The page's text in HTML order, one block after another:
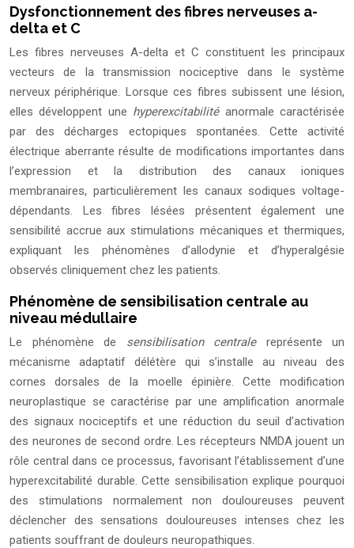
Dysfonctionnement des fibres nerveuses a-
delta et C
Les fibres nerveuses A-delta et C constituent les principaux
vecteurs de la transmission nociceptive dans le système
nerveux périphérique. Lorsque ces fibres subissent une lésion,
elles développent une hyperexcitabilitéanormale caractérisée
par des décharges ectopiques spontanées. Cette activité
électrique aberrante résulte de modifications importantes dans
l’expression et la distribution des canaux ioniques
membranaires, particulièrement les canaux sodiques voltage-
dépendants. Les fibres lésées présentent également une
sensibilité accrue aux stimulations mécaniques et thermiques,
expliquant les phénomènes d’allodynie et d’hyperalgésie
observés cliniquement chez les patients.
Phénomène de sensibilisation centrale au
niveau médullaire
Le phénomène de sensibilisation centralereprésente un
mécanisme adaptatif délétère qui s’installe au niveau des
cornes dorsales de la moelle épinière. Cette modification
neuroplastique se caractérise par une amplification anormale
des signaux nociceptifs et une réduction du seuil d’activation
des neurones de second ordre. Les récepteurs NMDA jouent un
rôle central dans ce processus, favorisant l’établissement d’une
hyperexcitabilité durable. Cette sensibilisation explique pourquoi
des stimulations normalement non douloureuses peuvent
déclencher des sensations douloureuses intenses chez les
patients souffrant de douleurs neuropathiques.